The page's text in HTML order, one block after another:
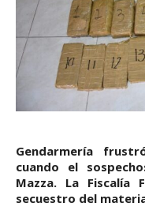
Gendarmería
cuando el
Mazza. La Fiscalía
secuestro del